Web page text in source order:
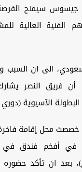
سيمنح الفرصة
الفنية العالية
الى ان السبب
أن فريق النصر
الآسيوية (دوري
خصصت محل إقامة
في أفخم فندق في
بعد ان تأكد حضوره